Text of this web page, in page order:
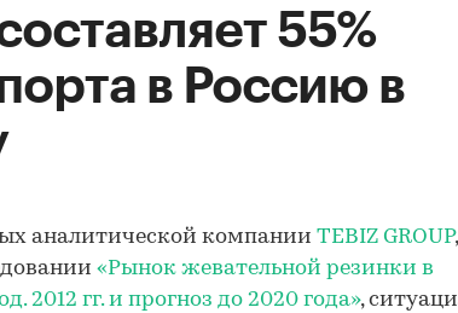
55%
в Россию в
аналитической компании TEBIZ GROUP,
«Рынок жевательной резинки в
2012 гг. и прогноз до 2020 года»,